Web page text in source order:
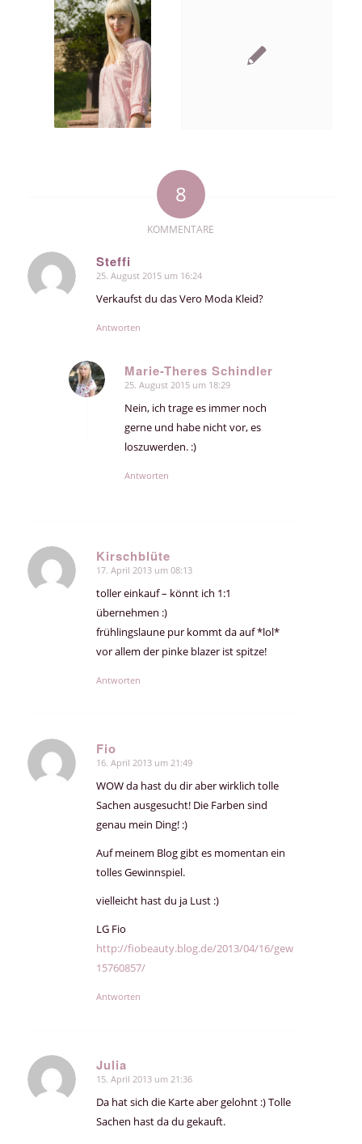
8
KOMMENTARE
Steffi
sagte:
25. August 2015 um 16:24
Verkaufst du das Vero Moda Kleid?
Antworten
Marie-Theres Schindler
sagte:
25. August 2015 um 18:29
Nein, ich trage es immer noch
gerne und habe nicht vor, es
loszuwerden. :)
Antworten
Kirschblüte
sagte:
17. April 2013 um 08:13
toller einkauf – könnt ich 1:1
übernehmen :)
frühlingslaune pur kommt da auf *lol*
vor allem der pinke blazer ist spitze!
Antworten
Fio
sagte:
16. April 2013 um 21:49
WOW da hast du dir aber wirklich tolle
Sachen ausgesucht! Die Farben sind
genau mein Ding! :)
Auf meinem Blog gibt es momentan ein
tolles Gewinnspiel.
vielleicht hast du ja Lust :)
LG Fio
http://fiobeauty.blog.de/2013/04/16/gewinnspiel-
15760857/
Antworten
Julia
sagte:
15. April 2013 um 21:36
Da hat sich die Karte aber gelohnt :) Tolle
Sachen hast da du gekauft.